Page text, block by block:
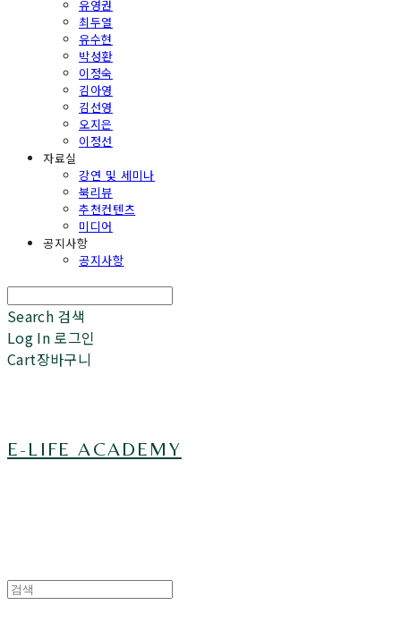
유영권
최두열
유수현
박성환
이정숙
김아영
김선영
오지은
이정선
자료실
강연 및 세미나
북리뷰
추천컨텐츠
미디어
공지사항
공지사항
Search 검색
Log In 로그인
Cart장바구니
E-LIFE ACADEMY